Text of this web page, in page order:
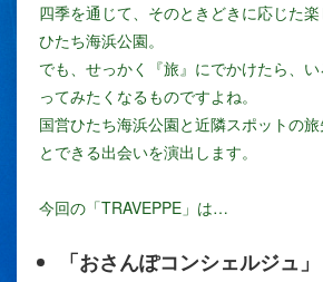
四季を通じて、そのときどきに応じた
ひたち海浜公園。
でも、せっかく『旅』にでかけたら、
ってみたくなるものですよね。
国営ひたち海浜公園と近隣スポットの旅
とできる出会いを演出します。
今回の「TRAVEPPE」は…
「おさんぽコンシェルジュ